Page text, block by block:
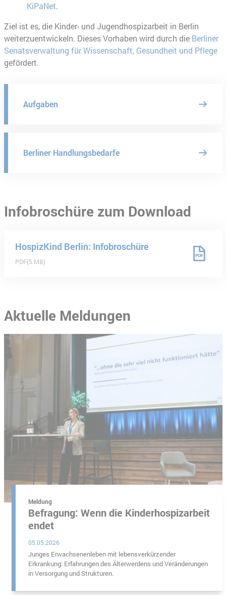
KiPaNet.
Ziel ist es, die Kinder- und Jugendhospizarbeit in Berlin
weiterzuentwickeln. Dieses Vorhaben wird durch die Berliner
Senatsverwaltung für Wissenschaft, Gesundheit und Pflege
gefördert.
Aufgaben
Berliner Handlungsbedarfe
Infobroschüre zum Download
HospizKind Berlin: Infobroschüre
PDF 5 MB
Aktuelle Meldungen
Meldung
Befragung: Wenn die Kinderhospizarbeit
endet
05.05.2026
Junges Erwachsenenleben mit lebensverkürzender
Erkrankung: Erfahrungen des Älterwerdens und Veränderungen
in Versorgung und Strukturen.